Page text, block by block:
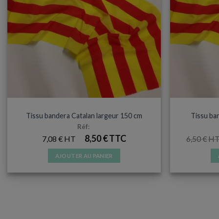
Tissu bandera Catalan largeur 150 cm
Réf:
7,08 € 8,50€
AJOUTER AU PANIER
Tissu
6,50€